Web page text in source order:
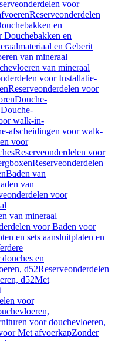
voor
Reserveonderdelen
en
Douchebakken en
en Geberit
van mineraal
van mineraal
voor Installatie-
Reserveonderdelen voor
Douche-
walk-in-
afscheidingen voor walk-
voor
Reserveonderdelen voor
Reserveonderdelen
Baden van
van
voor
van mineraal
voor Baden voor
en sets aansluitplaten en
en
d52Reserveonderdelen
d52Met
voor
voor douchevloeren,
Met afvoerkapZonder